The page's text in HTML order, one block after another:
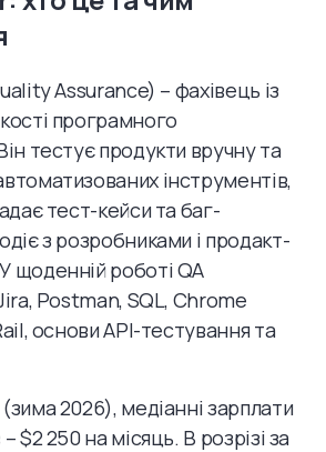
Assurance) – фахівець із
програмного
тестує продукти вручну та
інструментів,
тест-кейси та баг-
з розробниками і продакт-
роботі QA
Postman, SQL, Chrome
основи API-тестування та
2026), медіанні зарплати
$2 250 на місяць. В розрізі за